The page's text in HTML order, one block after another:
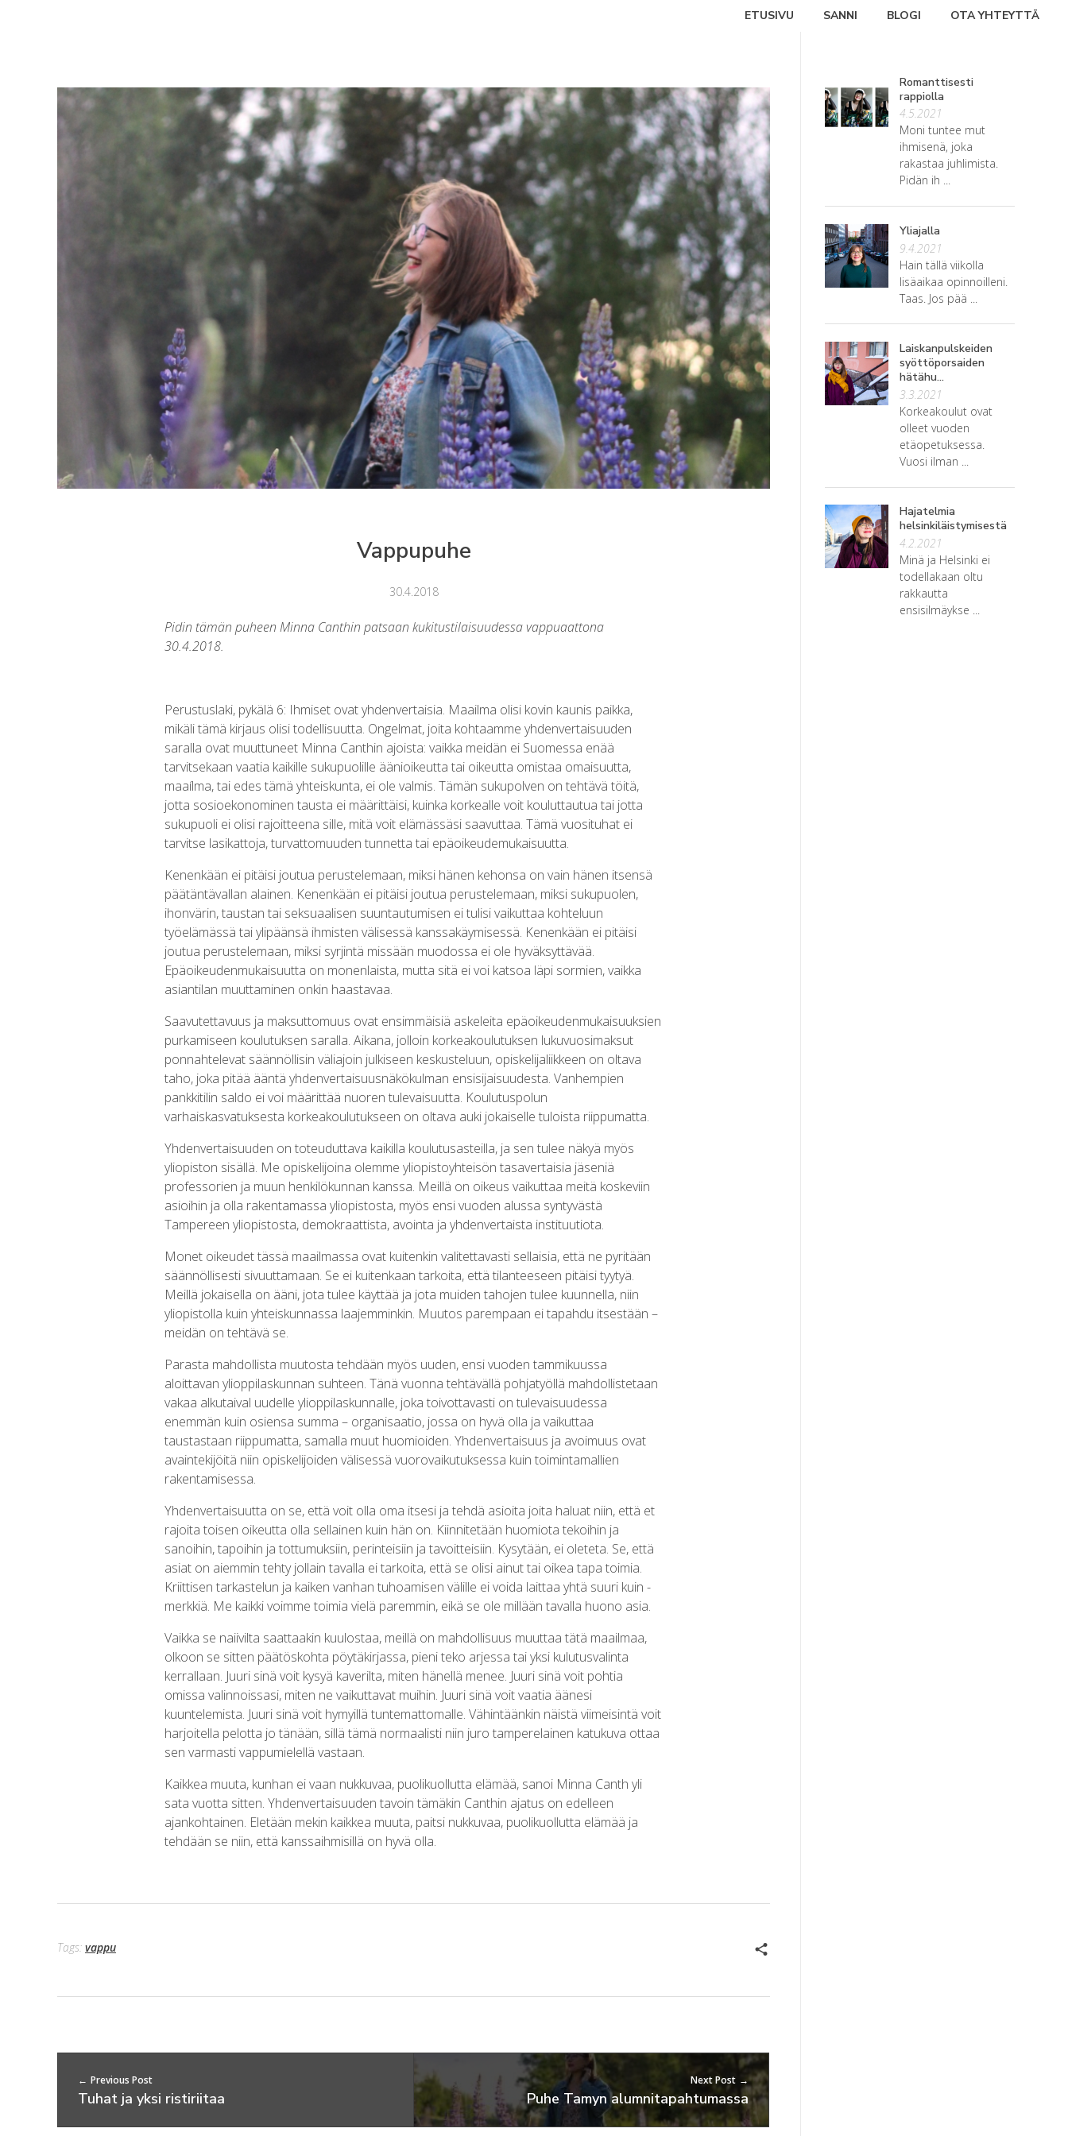
ETUSIVU SANNI BLOGI OTA YHTEYTTÄ
Vappupuhe
30.4.2018
Pidin tämän puheen Minna Canthin patsaan kukitustilaisuudessa vappuaattona
30.4.2018.
Perustuslaki, pykälä 6: Ihmiset ovat yhdenvertaisia. Maailma olisi kovin kaunis paikka,
mikäli tämä kirjaus olisi todellisuutta. Ongelmat, joita kohtaamme yhdenvertaisuuden
saralla ovat muuttuneet Minna Canthin ajoista: vaikka meidän ei Suomessa enää
tarvitsekaan vaatia kaikille sukupuolille äänioikeutta tai oikeutta omistaa omaisuutta,
maaílma, tai edes tämä yhteiskunta, ei ole valmis. Tämän sukupolven on tehtävä töitä,
jotta sosioekonominen tausta ei määrittäisi, kuinka korkealle voit kouluttautua tai jotta
sukupuoli ei olisi rajoitteena sille, mitä voit elämässäsi saavuttaa. Tämä vuosituhat ei
tarvitse lasikattoja, turvattomuuden tunnetta tai epäoikeudemukaisuutta.
Kenenkään ei pitäisi joutua perustelemaan, miksi hänen kehonsa on vain hänen itsensä
päätäntävallan alainen. Kenenkään ei pitäisi joutua perustelemaan, miksi sukupuolen,
ihonvärin, taustan tai seksuaalisen suuntautumisen ei tulisi vaikuttaa kohteluun
työelämässä tai ylipäänsä ihmisten välisessä kanssakäymisessä. Kenenkään ei pitäisi
joutua perustelemaan, miksi syrjintä missään muodossa ei ole hyväksyttävää.
Epäoikeudenmukaisuutta on monenlaista, mutta sitä ei voi katsoa läpi sormien, vaikka
asiantilan muuttaminen onkin haastavaa.
Saavutettavuus ja maksuttomuus ovat ensimmäisiä askeleita epäoikeudenmukaisuuksien
purkamiseen koulutuksen saralla. Aikana, jolloin korkeakoulutuksen lukuvuosimaksut
ponnahtelevat säännöllisin väliajoin julkiseen keskusteluun, opiskelijaliikkeen on oltava
taho, joka pitää ääntä yhdenvertaisuusnäkökulman ensisijaisuudesta. Vanhempien
pankkitilin saldo ei voi määrittää nuoren tulevaisuutta. Koulutuspolun
varhaiskasvatuksesta korkeakoulutukseen on oltava auki jokaiselle tuloista riippumatta.
Yhdenvertaisuuden on toteuduttava kaikilla koulutusasteilla, ja sen tulee näkyä myös
yliopiston sisällä. Me opiskelijoina olemme yliopistoyhteisön tasavertaisia jäseniä
professorien ja muun henkilökunnan kanssa. Meillä on oikeus vaikuttaa meitä koskeviin
asioihin ja olla rakentamassa yliopistosta, myös ensi vuoden alussa syntyvästä
Tampereen yliopistosta, demokraattista, avointa ja yhdenvertaista instituutiota.
Monet oikeudet tässä maailmassa ovat kuitenkin valitettavasti sellaisia, että ne pyritään
säännöllisesti sivuuttamaan. Se ei kuitenkaan tarkoita, että tilanteeseen pitäisi tyytyä.
Meillä jokaisella on ääni, jota tulee käyttää ja jota muiden tahojen tulee kuunnella, niin
yliopistolla kuin yhteiskunnassa laajemminkin. Muutos parempaan ei tapahdu itsestään –
meidän on tehtävä se.
Parasta mahdollista muutosta tehdään myös uuden, ensi vuoden tammikuussa
aloittavan ylioppilaskunnan suhteen. Tänä vuonna tehtävällä pohjatyöllä mahdollistetaan
vakaa alkutaival uudelle ylioppilaskunnalle, joka toivottavasti on tulevaisuudessa
enemmän kuin osiensa summa – organisaatio, jossa on hyvä olla ja vaikuttaa
taustastaan riippumatta, samalla muut huomioiden. Yhdenvertaisuus ja avoimuus ovat
avaintekijöitä niin opiskelijoiden välisessä vuorovaikutuksessa kuin toimintamallien
rakentamisessa.
Yhdenvertaisuutta on se, että voit olla oma itsesi ja tehdä asioita joita haluat niin, että et
rajoita toisen oikeutta olla sellainen kuin hän on. Kiinnitetään huomiota tekoihin ja
sanoihin, tapoihin ja tottumuksiin, perinteisiin ja tavoitteisiin. Kysytään, ei oleteta. Se, että
asiat on aiemmin tehty jollain tavalla ei tarkoita, että se olisi ainut tai oikea tapa toimia.
Kriittisen tarkastelun ja kaiken vanhan tuhoamisen välille ei voida laittaa yhtä suuri kuin -
merkkiä. Me kaikki voimme toimia vielä paremmin, eikä se ole millään tavalla huono asia.
Vaikka se naiivilta saattaakin kuulostaa, meillä on mahdollisuus muuttaa tätä maailmaa,
olkoon se sitten päätöskohta pöytäkirjassa, pieni teko arjessa tai yksi kulutusvalinta
kerrallaan. Juuri sinä voit kysyä kaverilta, miten hänellä menee. Juuri sinä voit pohtia
omissa valinnoissasi, miten ne vaikuttavat muihin. Juuri sinä voit vaatia äänesi
kuuntelemista. Juuri sinä voit hymyillä tuntemattomalle. Vähintäänkin näistä viimeisintä voit
harjoitella pelotta jo tänään, sillä tämä normaalisti niin juro tamperelainen katukuva ottaa
sen varmasti vappumielellä vastaan.
Kaikkea muuta, kunhan ei vaan nukkuvaa, puolikuollutta elämää, sanoi Minna Canth yli
sata vuotta sitten. Yhdenvertaisuuden tavoin tämäkin Canthin ajatus on edelleen
ajankohtainen. Eletään mekin kaikkea muuta, paitsi nukkuvaa, puolikuollutta elämää ja
tehdään se niin, että kanssaihmisillä on hyvä olla.
Tags: vappu
Previous Post
Tuhat ja yksi ristiriitaa
Next Post
Puhe Tamyn alumnitapahtumassa
Romanttisesti
rappiolla
4.5.2021
Moni tuntee mut
ihmisenä, joka
rakastaa juhlimista.
Pidän ih ...
Yliajalla
9.4.2021
Hain tällä viikolla
lisäaikaa opinnoilleni.
Taas. Jos pää ...
Laiskanpulskeiden
syöttöporsaiden
hätähu...
3.3.2021
Korkeakoulut ovat
olleet vuoden
etäopetuksessa.
Vuosi ilman ...
Hajatelmia
helsinkiläistymisestä
4.2.2021
Minä ja Helsinki ei
todellakaan oltu
rakkautta
ensisilmäykse ...